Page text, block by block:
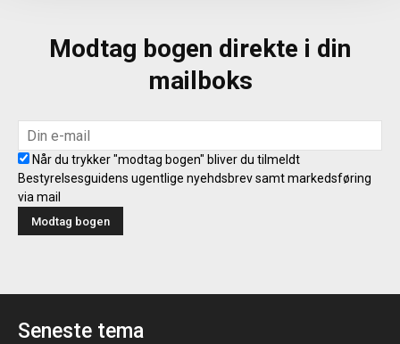
Modtag bogen direkte i din
mailboks
Når du trykker "modtag bogen" bliver du tilmeldt
Bestyrelsesguidens ugentlige nyehdsbrev samt markedsføring
via mail
Seneste tema